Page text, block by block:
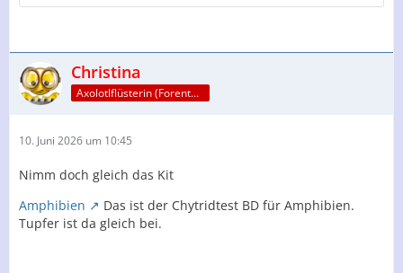
Christina
Axolotlflüsterin (Forenteam)
10. Juni 2026 um 10:45
Nimm doch gleich das Kit
Amphibien
Das ist der Chytridtest BD für Amphibien.
Tupfer ist da gleich bei.